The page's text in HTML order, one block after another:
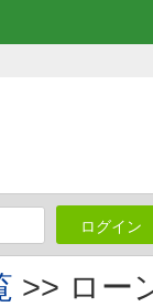
ログイン
>> ロー